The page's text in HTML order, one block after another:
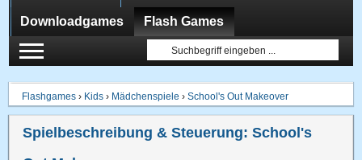
Downloadgames Flash Games
Flashgames › Kids › Mädchenspiele ›School's Out Makeover
Spielbeschreibung & Steuerung:School's